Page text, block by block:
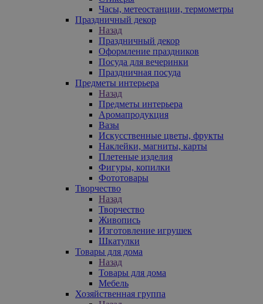
Часы, метеостанции, термометры
Праздничный декор
Назад
Праздничный декор
Оформление праздников
Посуда для вечеринки
Праздничная посуда
Предметы интерьера
Назад
Предметы интерьера
Аромапродукция
Вазы
Искусственные цветы, фрукты
Наклейки, магниты, карты
Плетеные изделия
Фигуры, копилки
Фототовары
Творчество
Назад
Творчество
Живопись
Изготовление игрушек
Шкатулки
Товары для дома
Назад
Товары для дома
Мебель
Хозяйственная группа